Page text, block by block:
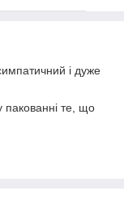
і дуже
те, що